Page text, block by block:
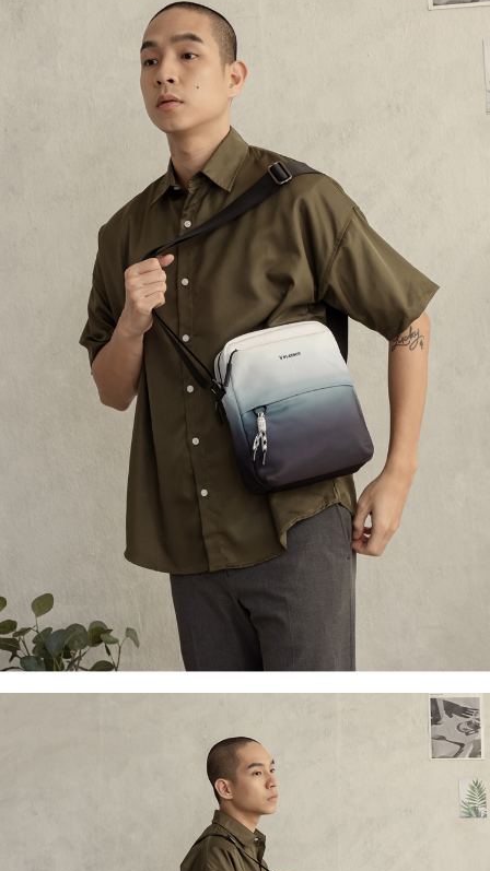
1.分期款項不併入電信帳單，「大哥付你分期」於每月結算日後寄送繳費提
2.透過簡訊連結打開帳單後，可選擇「超商條碼／台灣大直營門市／銀行轉
帳／街口支付／iPASS MONEY」等通路繳費。
1.本服務係由「台灣大哥大股份有限公司」（以下簡稱本公司）所提供，讓
用戶於交易時，得透過本服務購買商品或服務，並由商店將買賣／分期付款
買賣價金債權讓與本公司後，依約使用本公司帳單繳交帳款。
2.基於同意付款使用「大哥付你分期」之契約關係目的，商店將以您的個人
資料（包含姓名、電話或地址）提供予台灣大哥大進項蒐集、處理及利用，
由本公司與您本人進行分期帳單所需資料之確認、核對及更正。
3.完整用戶服務條款，請詳閱以下連結：
https://oppay.tw/userRule
【「AFTEE先享後付」結帳流程】
１．於結帳方式選擇「AFTEE先享後付」後，將跳轉至「AFTEE先享後付」
結帳頁面，進行簡訊認證並確認金額後，即可完成結帳。
２．訂單成立數日內，您將收到繳費通知簡訊。
３．收到繳費通知簡訊後14天內，點擊此簡訊中的連結，可透過四大超商／
ATM／網路銀行／等多元方式進行付款，方視為交易完成。
※ 請注意：結帳手續完成當下不需立刻繳費，但若您需要取消訂單，請聯絡
購買商品的店家。未經商家同意取消之訂單仍視為有效，需透過AFTEE先享
後付繳納相關費用。
※ 交易是否成功請以「AFTEE先享後付 」之結帳頁面顯示為準，若有關於
是否繳費成功／繳費後需取消欲退款等相關疑問，請聯繫「AFTEE先享後付
客戶支援中心」
https://netprotections.freshdesk.com/support/home
【注意事項】
１．透過由恩沛科技股份有限公司提供之「AFTEE先享後付」服務完成之交
易，需依本服務之必要範圍內提供個人資料，並將交易相關給付款項請求債
權轉讓予恩沛科技股份有限公司。
２．關於個人資料處理事宜，請瀏覽以下網址：
https://aftee.tw/terms/#terms3
３．未成年的使用者請事先徵得法定代理人或監護人之同意方可使用
「AFTEE先享後付」，若未經同意申辦者引起之損失，本公司不負相關責
４．使用「AFTEE先享後付」時，將依據個別帳號之用戶狀況，依本公司即
時審查核予不同之上限額度；若仍有額度不足之情形，本公司將視審查結果
請求用戶進行身份認證。
５．嚴禁一人註冊多個帳號或使用他人資訊註冊。若發現惡意使用之情形，
恩沛科技股份有限公司將有權停止該用戶之使用額度並採取法律行動。
每筆NT$60，滿NT$1,500(含以上)免運費
每筆NT$60，滿NT$1,500(含以上)免運費
付款後萊爾富取貨
每筆NT$122
7-11取貨付款
每筆NT$60，滿NT$2,000(含以上)免運費
付款後7-11取貨
每筆NT$60，滿NT$2,000(含以上)免運費
每筆NT$60，滿NT$2,000(含以上)免運費